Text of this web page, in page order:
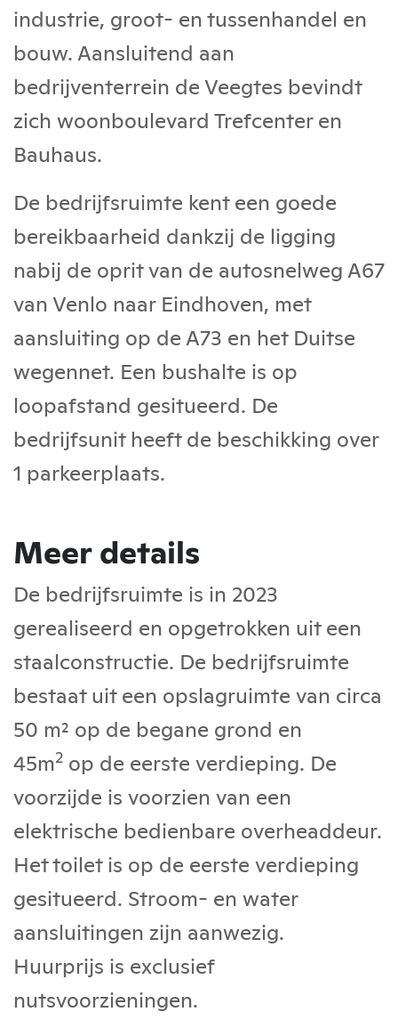
industrie, groot- en tussenhandel en
bouw. Aansluitend aan
bedrijventerrein de Veegtes bevindt
zich woonboulevard Trefcenter en
Bauhaus.
De bedrijfsruimte kent een goede
bereikbaarheid dankzij de ligging
nabij de oprit van de autosnelweg A67
van Venlo naar Eindhoven, met
aansluiting op de A73 en het Duitse
wegennet. Een bushalte is op
loopafstand gesitueerd. De
bedrijfsunit heeft de beschikking over
1 parkeerplaats.
Meer details
De bedrijfsruimte is in 2023
gerealiseerd en opgetrokken uit een
staalconstructie. De bedrijfsruimte
bestaat uit een opslagruimte van circa
50 m² op de begane grond en
45m2 op de eerste verdieping. De
voorzijde is voorzien van een
elektrische bedienbare overheaddeur.
Het toilet is op de eerste verdieping
gesitueerd. Stroom- en water
aansluitingen zijn aanwezig.
Huurprijs is exclusief
nutsvoorzieningen.